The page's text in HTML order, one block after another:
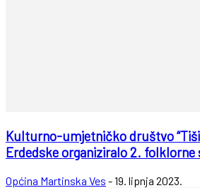
Kulturno-umjetničko društvo
Erdedske organiziralo 2. folklorne
Općina Martinska Ves -19. lipnja 2023.